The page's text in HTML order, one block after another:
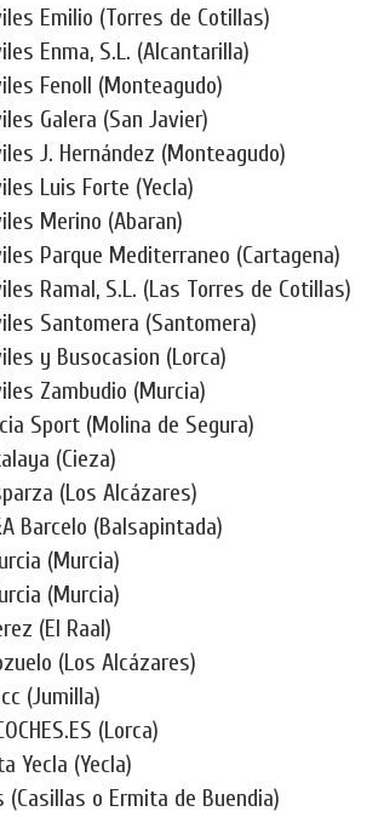
Emilio (Torres de Cotillas)
Enma, S.L. (Alcantarilla)
Fenoll (Monteagudo)
Galera (San Javier)
J. Hernández (Monteagudo)
Luis Forte (Yecla)
Merino (Abaran)
Parque Mediterraneo (Cartagena)
Ramal, S.L. (Las Torres de Cotillas)
Santomera (Santomera)
y Busocasion (Lorca)
Zambudio (Murcia)
Sport (Molina de Segura)
(Cieza)
(Los Alcázares)
Barcelo (Balsapintada)
(Murcia)
(Murcia)
(El Raal)
(Los Alcázares)
(Jumilla)
(Lorca)
Yecla (Yecla)
(Casillas o Ermita de Buendia)